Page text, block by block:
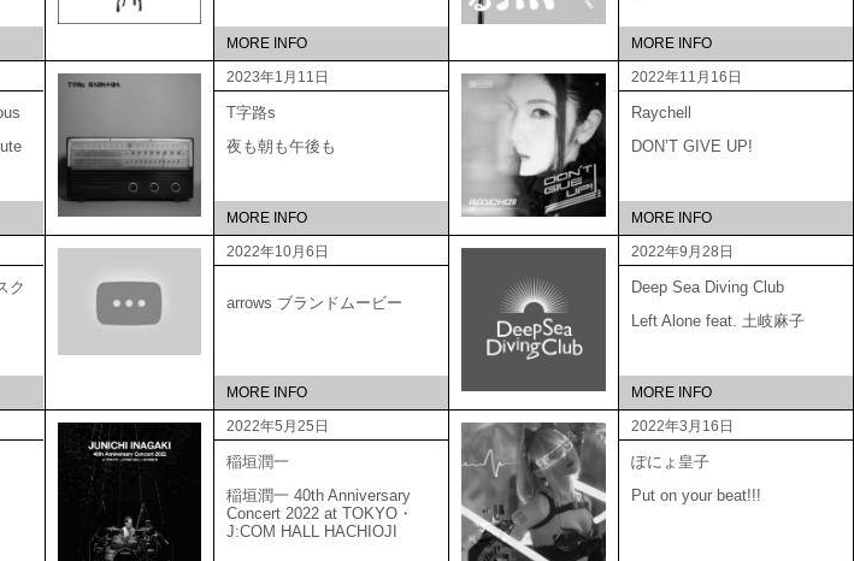
MORE INFO
MORE INFO
2023年1月11日
T字路s
夜も朝も午後も
MORE INFO
2022年11月16日
Raychell
DON’T GIVE UP!
MORE INFO
ク
2022年10月6日
arrows ブランドムービー
MORE INFO
2022年9月28日
Deep Sea Diving Club
Left Alone feat. 土岐麻子
MORE INFO
2022年5月25日
稲垣潤一
稲垣潤一 40th Anniversary
Concert 2022 at TOKYO・
J:COM HALL HACHIOJI
2022年3月16日
ぽにょ皇子
Put on your beat!!!